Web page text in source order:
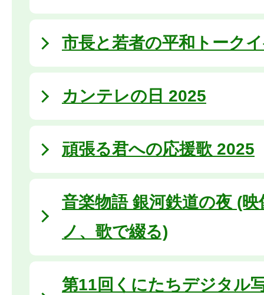
市長と若者の平和トーク
カンテレの日 2025
頑張る君への応援歌 2025
音楽物語 銀河鉄道の夜 (
ノ、歌で綴る)
第11回くにたちデジタル